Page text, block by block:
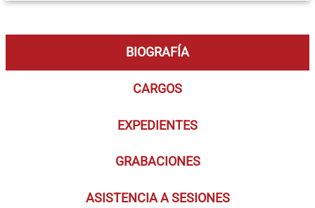
BIOGRAFÍA
CARGOS
EXPEDIENTES
GRABACIONES
ASISTENCIA A SESIONES